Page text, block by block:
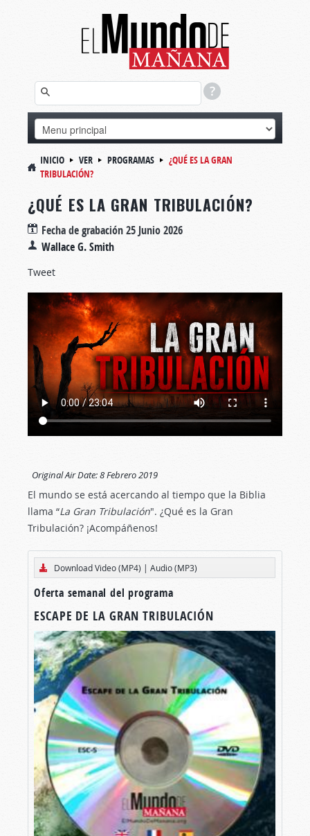
INICIO VER PROGRAMAS
¿QUÉ ES LA GRAN
TRIBULACIÓN?
¿QUÉ ES LA GRAN TRIBULACIÓN?
Fecha de grabación25 Junio 2026
Wallace G. Smith
Tweet
Original Air Date:8 Febrero 2019
El mundo se está acercando al tiempo que la Biblia
llama “La Gran Tribulación". ¿Qué es la Gran
Tribulación? ¡Acompáñenos!
Download Video (MP4) | Audio (MP3)
Oferta semanal del programa
ESCAPE DE LA GRAN TRIBULACIÓN